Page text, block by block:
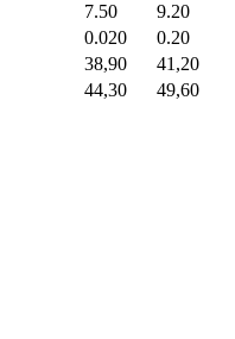
7.50
9.20
0.020
0.20
38,90
41,20
44,30
49,60